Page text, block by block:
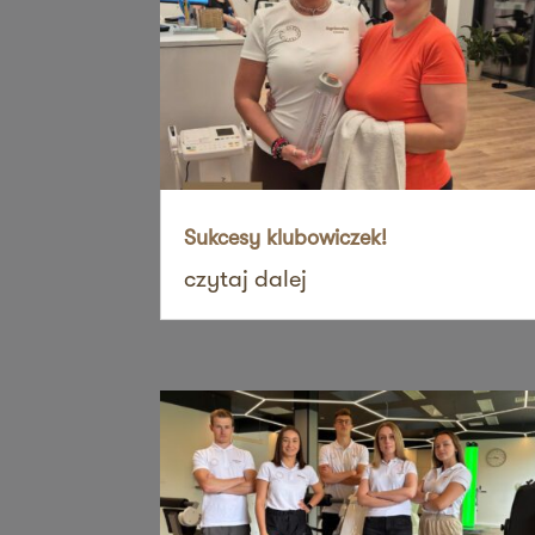
ul. Szubianki 19
63-200 Jarocin
36 MINUT Jaworzno
ul. Katowicka 47
43-603 Jaworzno
36 MINUT Kalisz
36 MINUT Kamionki
ul. Poznańska 117
62-023 Kamionki
Sukcesy klubowiczek!
czytaj dalej